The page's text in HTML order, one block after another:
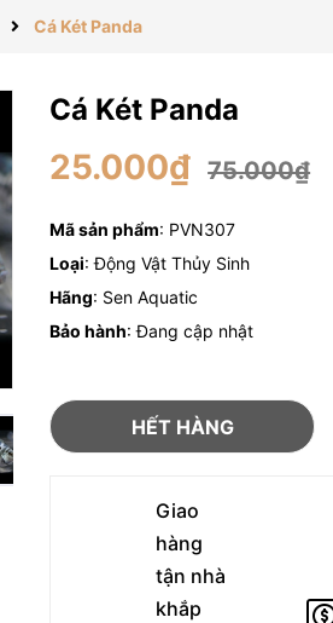
Cá Két Panda
Cá Két Panda
25.000₫ 75.000₫
Mã sản phẩm: PVN307
Loại: Động Vật Thủy Sinh
Hãng: Sen Aquatic
Bảo hành: Đang cập nhật
HẾT HÀNG
Giao
hàng
tận nhà
khắp